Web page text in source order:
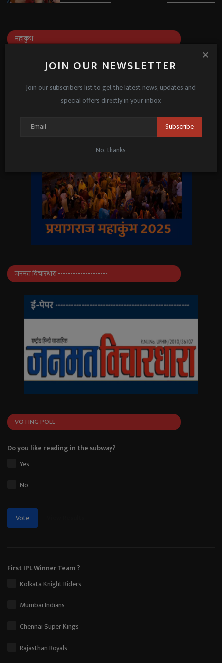
JOIN OUR NEWSLETTER
Join our subscribers list to get the latest news, updates and
special offers directly in your inbox
Subscribe
No, thanks
महाकुंभ
जनमत विचारधारा --------------------
VOTING POLL
Do you like reading in the subway?
Yes
No
Vote
First IPL Winner Team ?
Kolkata Knight Riders
Mumbai Indians
Chennai Super Kings
Rajasthan Royals